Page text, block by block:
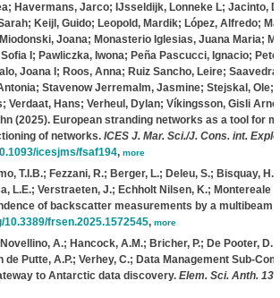
Havermans, Jarco; IJsseldijk, Lonneke L; Jacinto,
Keijl, Guido; Leopold, Mardik; López, Alfredo;
Joana; Monasterio Iglesias, Juana Maria;
I; Pawliczka, Iwona; Peña Pascucci, Ignacio;
Joana I; Roos, Anna; Ruiz Sancho, Leire;
Stavenow Jerremalm, Jasmine; Stejskal,
Verdaat, Hans; Verheul, Dylan; Víkingsson, Gisli
(2025). European stranding networks as a tool for
of networks. ICES J. Mar. Sci./J. Cons. int.
icesjms/fsaf194, more
T.I.B.; Fezzani, R.; Berger, L.; Deleu, S.; Bisquay,
L.E.; Verstraeten, J.; Echholt Nilsen, K.; Montereale
of backscatter measurements by a
10.3389/frsen.2025.1572545, more
A.; Hancock, A.M.; Bricher, P.; De Pooter,
de Putte, A.P.; Verhey, C.; Data Management Sub-
to Antarctic data discovery. Elem. Sci. Anth.